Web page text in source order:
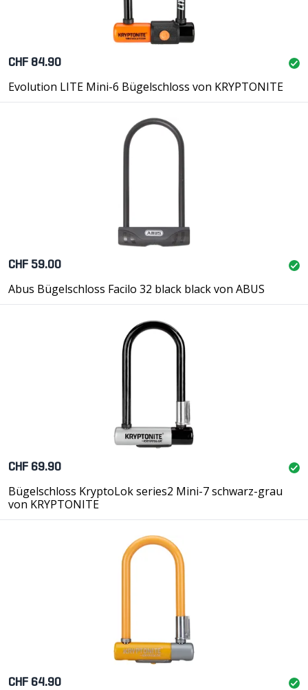
CHF 84.90
Evolution LITE Mini-6 Bügelschloss von KRYPTONITE
CHF 59.00
Abus Bügelschloss Facilo 32 black black von ABUS
CHF 69.90
Bügelschloss KryptoLok series2 Mini-7 schwarz-grau
von KRYPTONITE
CHF 64.90